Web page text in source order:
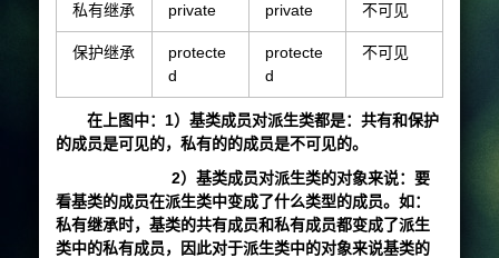
私有继承 private private 不可见
保护继承
protecte
d
protecte
d
不可见
在上图中：1）基类成员对派生类都是：共有和保护
的成员是可见的，私有的的成员是不可见的。
2）基类成员对派生类的对象来说：要
看基类的成员在派生类中变成了什么类型的成员。如：
私有继承时，基类的共有成员和私有成员都变成了派生
类中的私有成员，因此对于派生类中的对象来说基类的